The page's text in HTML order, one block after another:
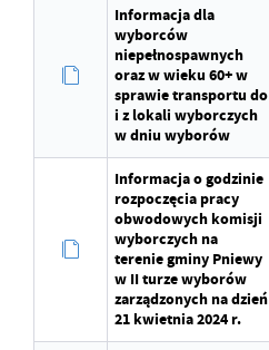
Informacja dla
wyborców
niepełnospawnych
oraz w wieku 60+ w
sprawie transportu do
i z lokali wyborczych
w dniu wyborów
Informacja o godzinie
rozpoczęcia pracy
obwodowych komisji
wyborczych na
terenie gminy Pniewy
w II turze wyborów
zarządzonych na dzień
21 kwietnia 2024 r.